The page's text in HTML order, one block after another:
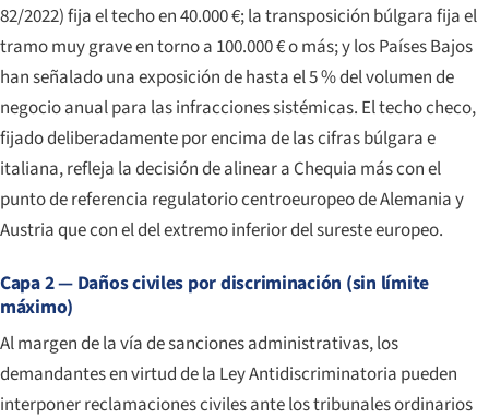
82/2022) fija el techo en 40.000 €; la transposición búlgara fija el
tramo muy grave en torno a 100.000 € o más; y los Países Bajos
han señalado una exposición de hasta el 5 % del volumen de
negocio anual para las infracciones sistémicas. El techo checo,
fijado deliberadamente por encima de las cifras búlgara e
italiana, refleja la decisión de alinear a Chequia más con el
punto de referencia regulatorio centroeuropeo de Alemania y
Austria que con el del extremo inferior del sureste europeo.
Capa 2 — Daños civiles por discriminación (sin límite
máximo)
Al margen de la vía de sanciones administrativas, los
demandantes en virtud de la Ley Antidiscriminatoria pueden
interponer reclamaciones civiles ante los tribunales ordinarios